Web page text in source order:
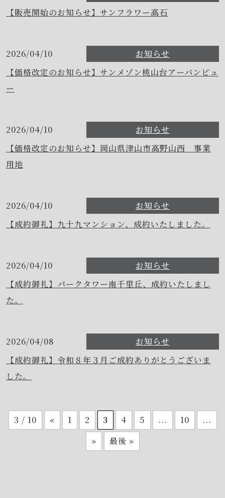
【販売開始のお知らせ】サンフラワー高石
2026/04/10
お知らせ
【価格改定のお知らせ】サンメゾン桃山台アーバンビュ
ー
2026/04/10
お知らせ
【価格改定のお知らせ】岡山県津山市高野山西 事業
用地
2026/04/10
お知らせ
【成約御礼】九十九マンション、成約いたしました。
2026/04/10
お知らせ
【成約御礼】パークタワー南千里丘、成約いたしまし
た。
2026/04/08
お知らせ
【成約御礼】令和８年３月ご成約ありがとうございま
した。
3 / 10 « 1 2 3 4 5 ... 10
...
»
最後 »